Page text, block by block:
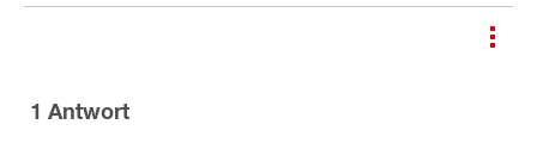
1 Antwort